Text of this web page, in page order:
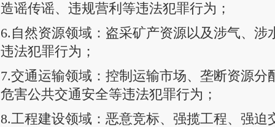
造谣传谣、违规营利等违法犯罪行为；
6.自然资源领域：盗采矿产资源以及涉气、涉
违法犯罪行为；
7.交通运输领域：控制运输市场、垄断资源分
危害公共交通安全等违法犯罪行为；
8.工程建设领域：恶意竞标、强揽工程、强迫